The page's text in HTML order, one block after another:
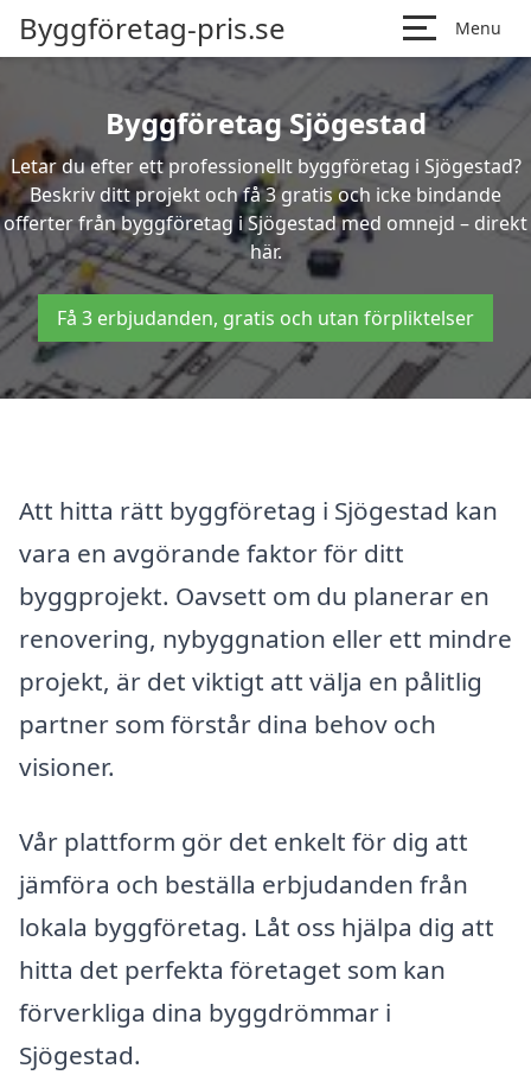
Byggföretag-pris.se Menu
Byggföretag Sjögestad
Letar du efter ett professionellt byggföretag i Sjögestad?
Beskriv ditt projekt och få 3 gratis och icke bindande
offerter från byggföretag i Sjögestad med omnejd – direkt
här.
Få 3 erbjudanden, gratis och utan förpliktelser
Att hitta rätt byggföretag i Sjögestad kan
vara en avgörande faktor för ditt
byggprojekt. Oavsett om du planerar en
renovering, nybyggnation eller ett mindre
projekt, är det viktigt att välja en pålitlig
partner som förstår dina behov och
visioner.
Vår plattform gör det enkelt för dig att
jämföra och beställa erbjudanden från
lokala byggföretag. Låt oss hjälpa dig att
hitta det perfekta företaget som kan
förverkliga dina byggdrömmar i
Sjögestad.